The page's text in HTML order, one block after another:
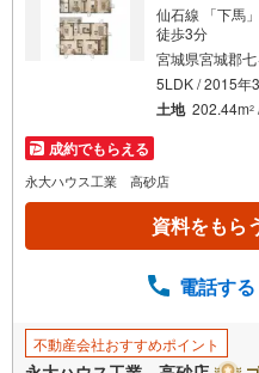
仙石線 「下馬
徒歩3分
宮城県宮城郡
5LDK / 2015年
土地 202.44m2
成約でもらえる
永大ハウス工業 高砂店
資料をもら
電話する
不動産会社おすすめポイント